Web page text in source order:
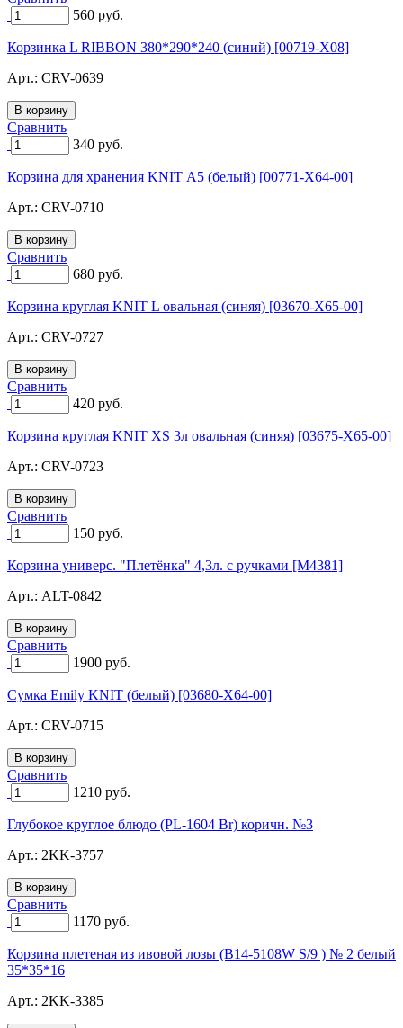
560 руб.
Корзинка L RIBBON 380*290*240 (синий) [00719-X08]
Арт.: CRV-0639
Сравнить
340 руб.
Корзина для хранения KNIT А5 (белый) [00771-X64-00]
Арт.: CRV-0710
Сравнить
680 руб.
Корзина круглая KNIT L овальная (синяя) [03670-X65-00]
Арт.: CRV-0727
Сравнить
420 руб.
Корзина круглая KNIT XS 3л овальная (синяя) [03675-X65-00]
Арт.: CRV-0723
Сравнить
150 руб.
Корзина универс. "Плетёнка" 4,3л. с ручками [M4381]
Арт.: ALT-0842
Сравнить
1900 руб.
Сумка Emily KNIT (белый) [03680-X64-00]
Арт.: CRV-0715
Сравнить
1210 руб.
Глубокое круглое блюдо (PL-1604 Br) коричн. №3
Арт.: 2KK-3757
Сравнить
1170 руб.
Корзина плетеная из ивовой лозы (B14-5108W S/9 ) № 2 белый
35*35*16
Арт.: 2KK-3385